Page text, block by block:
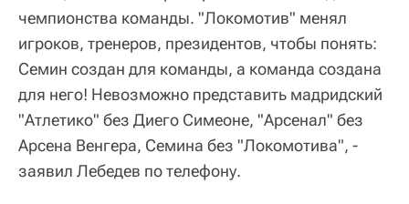
чемпионства команды. "Локомотив" менял
игроков, тренеров, президентов, чтобы понять:
Семин создан для команды, а команда создана
для него! Невозможно представить мадридский
"Атлетико" без Диего Симеоне, "Арсенал" без
Арсена Венгера, Семина без "Локомотива", -
заявил Лебедев по телефону.